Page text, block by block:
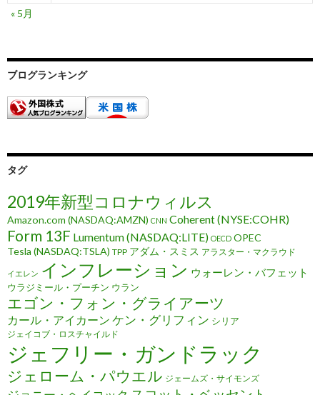
« 5月
ブログランキング
タグ
2019年新型コロナウィルス
Amazon.com (NASDAQ:AMZN) CNN Coherent (NYSE:COHR)
Form 13F Lumentum (NASDAQ:LITE) OECD OPEC
Tesla (NASDAQ:TSLA) TPP アダム・スミス アラスター・マクラウド
イエレン インフレーション ウォーレン・バフェット
ウラジミール・プーチン ウラン
エゴン・フォン・グライアーツ
カール・アイカーン ケン・グリフィン シリア
ジェイコブ・ロスチャイルド
ジェフリー・ガンドラック
ジェローム・パウエル ジェームズ・サイモンズ